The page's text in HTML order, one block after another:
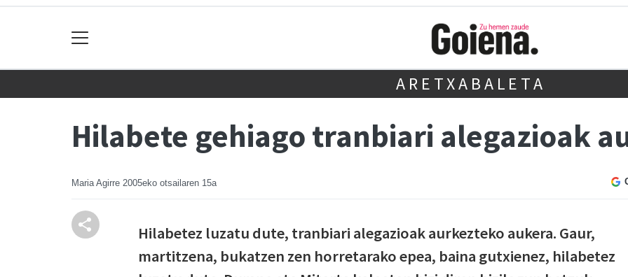
ARETXABALETA
Hilabete gehiago tranbiari alegazioak
Maria Agirre 2005eko otsailaren 15a
Hilabetez luzatu dute, tranbiari alegazioak aurkezteko aukera. Gaur,
martitzena, bukatzen zen horretarako epea, baina gutxienez, hilabetez